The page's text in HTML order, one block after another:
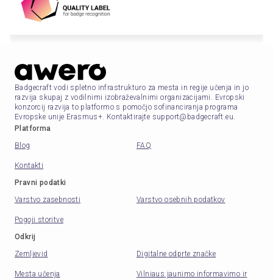
Badgecraft vodi spletno infrastrukturo za mesta in regije učenja in jo
razvija skupaj z vodilnimi izobraževalnimi organizacijami. Evropski
konzorcij razvija to platformo s pomočjo sofinanciranja programa
Evropske unije Erasmus+. Kontaktirajte support@badgecraft.eu.
Platforma
Blog
FAQ
Kontakti
Pravni podatki
Varstvo zasebnosti
Varstvo osebnih podatkov
Pogoji storitve
Odkrij
Zemljevid
Digitalne odprte značke
Mesta učenja Vilniaus jaunimo informavimo ir